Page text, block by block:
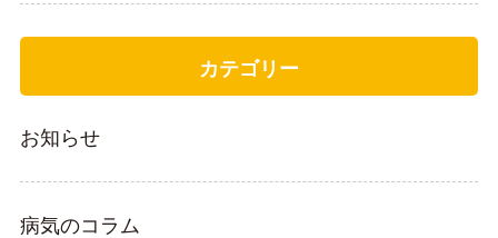
カテゴリー
お知らせ
病気のコラム